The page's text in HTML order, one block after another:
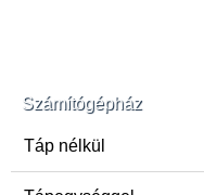
Számítógépház
Táp nélkül